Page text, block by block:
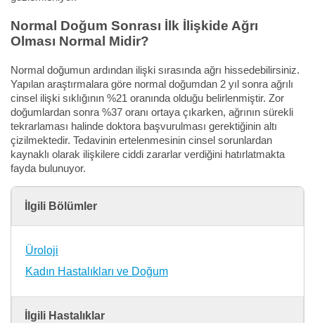
Normal Doğum Sonrası İlk İlişkide Ağrı
Olması Normal Midir?
Normal doğumun ardından ilişki sırasında ağrı hissedebilirsiniz.
Yapılan araştırmalara göre normal doğumdan 2 yıl sonra ağrılı
cinsel ilişki sıklığının %21 oranında olduğu belirlenmiştir. Zor
doğumlardan sonra %37 oranı ortaya çıkarken, ağrının sürekli
tekrarlaması halinde doktora başvurulması gerektiğinin altı
çizilmektedir. Tedavinin ertelenmesinin cinsel sorunlardan
kaynaklı olarak ilişkilere ciddi zararlar verdiğini hatırlatmakta
fayda bulunuyor.
İlgili Bölümler
Üroloji
Kadın Hastalıkları ve Doğum
İlgili Hastalıklar